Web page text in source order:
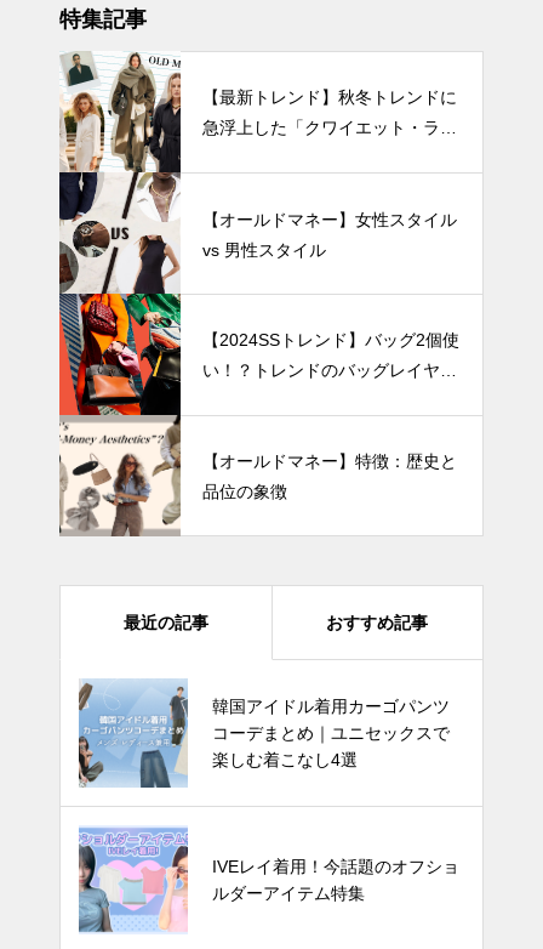
特集記事
【最新トレンド】秋冬トレンドに
急浮上した「クワイエット・ラグ
【オールドマネー】女性スタイル
vs 男性スタイル
【2024SSトレンド】バッグ2個使
い！？トレンドのバッグレイヤー
【オールドマネー】特徴：歴史と
品位の象徴
最近の記事 おすすめ記事
韓国アイドル着用カーゴパンツ
コーデまとめ｜ユニセックスで
楽しむ着こなし4選
IVEレイ着用！今話題のオフショ
ルダーアイテム特集
四葉のクローバーで運気爆上が
り? 韓国でバズってるラッキーア
イテム 5選
ーデまとめ｜ユニセックスで楽し
む着こなし4選